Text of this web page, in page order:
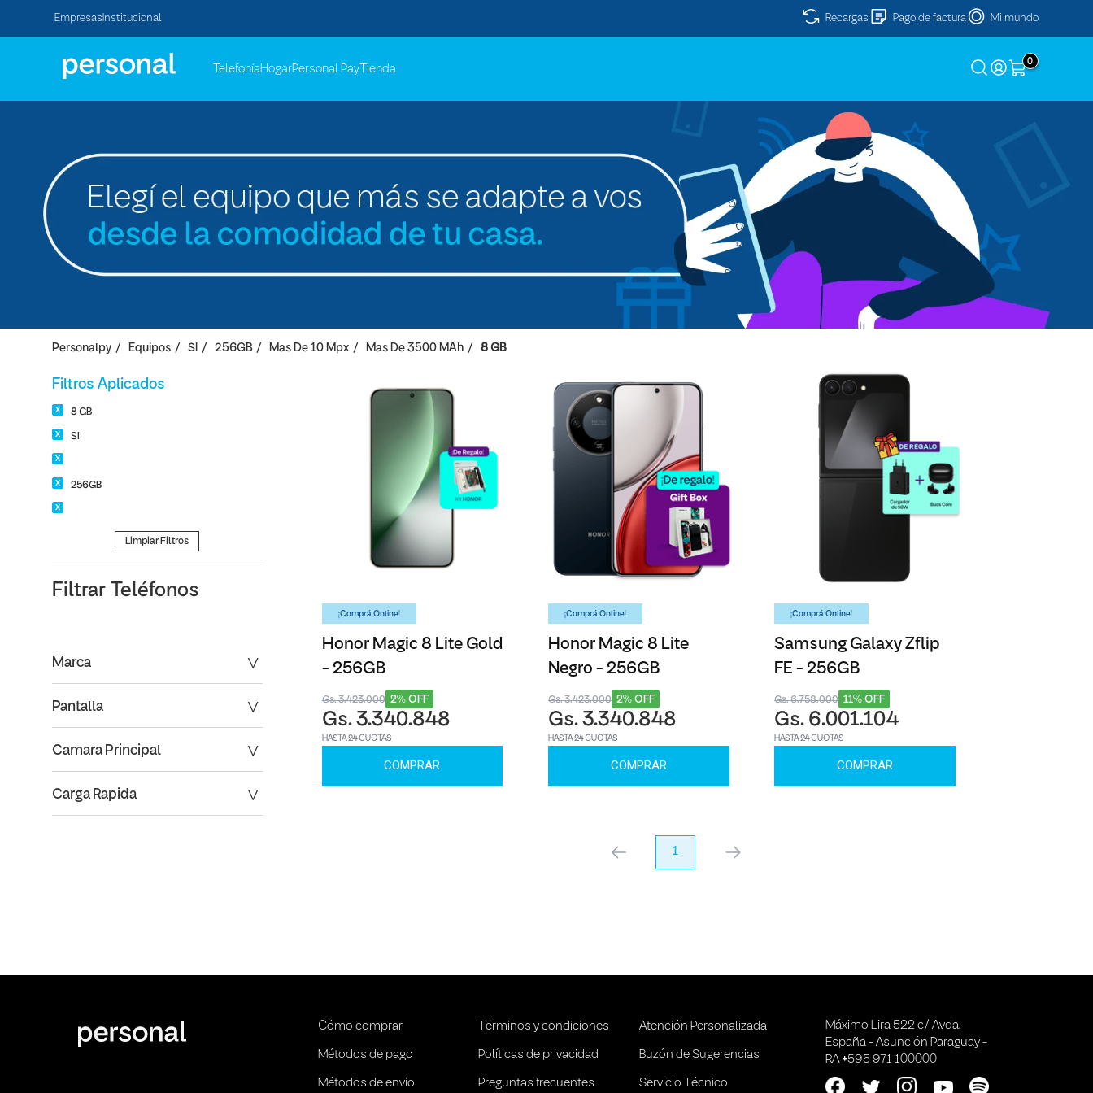
Empresas Institucional Recargas Pago de factura Mi mundo
TelefoníaHogarPersonal Pay Tienda
0
Personalpy Equipos SI 256GB Mas De 10 Mpx Mas De 3500 MAh 8 GB
Filtros Aplicados
8 GB
SI
256GB
Limpiar Filtros
Filtrar Teléfonos
Marca
Pantalla
Carga Rapida
Camara Principal
¡Comprá Online!
Honor Magic 8 Lite Gold
- 256GB
2% OFF
Gs. 3.423.000
Gs. 3.340.848
HASTA 24 CUOTAS
COMPRAR
¡Comprá Online!
Honor Magic 8 Lite
Negro - 256GB
2% OFF
Gs. 3.423.000
Gs. 3.340.848
HASTA 24 CUOTAS
COMPRAR
¡Comprá Online!
Samsung Galaxy Zflip
FE - 256GB
11% OFF
Gs. 6.758.000
Gs. 6.001.104
HASTA 24 CUOTAS
COMPRAR
anterior 1 próximo
Cómo comprar
Métodos de pago
Métodos de envio
Términos y condiciones
Políticas de privacidad
Preguntas frecuentes
Atención Personalizada
Buzón de Sugerencias
Servicio Técnico
Máximo Lira 522 c/ Avda.
España - Asunción Paraguay -
RA +595 971 100000